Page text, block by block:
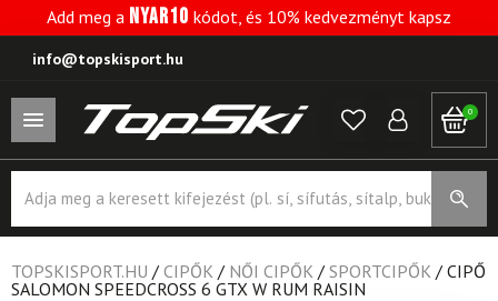
Add meg a NYAR10 kódot, és 10% kedvezményt kapsz
info@topskisport.hu
0
search
TOPSKISPORT.HU / CIPŐK / NŐI CIPŐK / SPORTCIPŐK / CIPŐ
SALOMON SPEEDCROSS 6 GTX W RUM RAISIN